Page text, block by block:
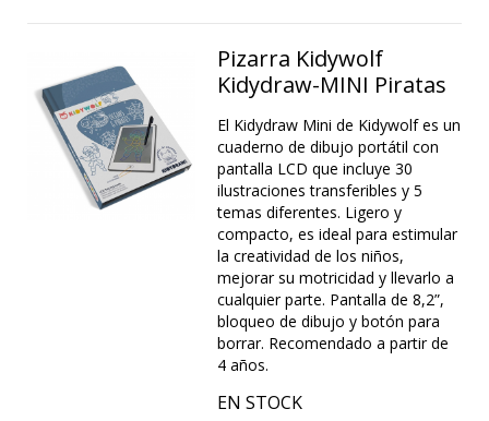
Pizarra Kidywolf
Kidydraw-MINI Piratas
El Kidydraw Mini de Kidywolf es un
cuaderno de dibujo portátil con
pantalla LCD que incluye 30
ilustraciones transferibles y 5
temas diferentes. Ligero y
compacto, es ideal para estimular
la creatividad de los niños,
mejorar su motricidad y llevarlo a
cualquier parte. Pantalla de 8,2”,
bloqueo de dibujo y botón para
borrar. Recomendado a partir de
4 años.
EN STOCK